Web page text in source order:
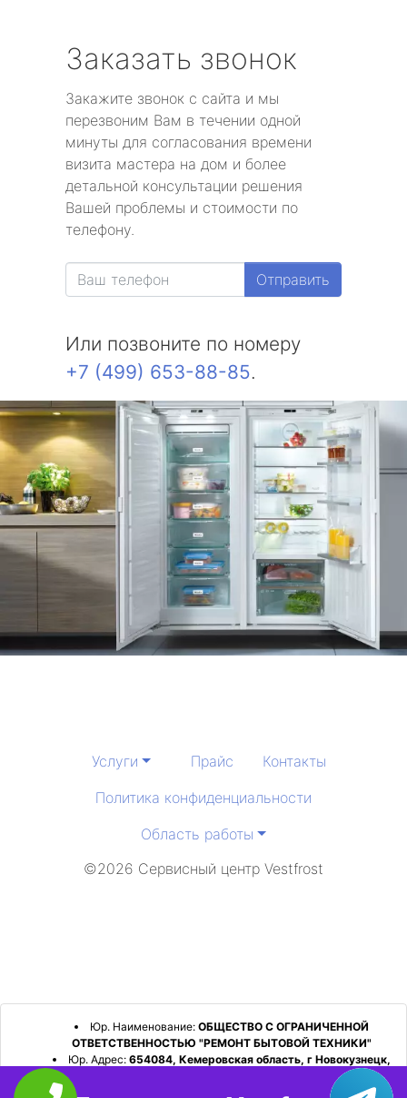
Заказать звонок
Закажите звонок с сайта и мы
перезвоним Вам в течении одной
минуты для согласования времени
визита мастера на дом и более
детальной консультации решения
Вашей проблемы и стоимости по
телефону.
Отправить
Или позвоните по номеру
+7 (499) 653-88-85.
Услуги Прайс
Контакты
Политика конфиденциальности
Область работы
©2026 Сервисный центр Vestfrost
Юр. Наименование: ОБЩЕСТВО С ОГРАНИЧЕННОЙ
ОТВЕТСТВЕННОСТЬЮ "РЕМОНТ БЫТОВОЙ ТЕХНИКИ"
Юр. Адрес: 654084, Кемеровская область, г Новокузнецк,
р-н Орджоникидзевский, пр-кт Шахтеров, д. 31, кв. 2